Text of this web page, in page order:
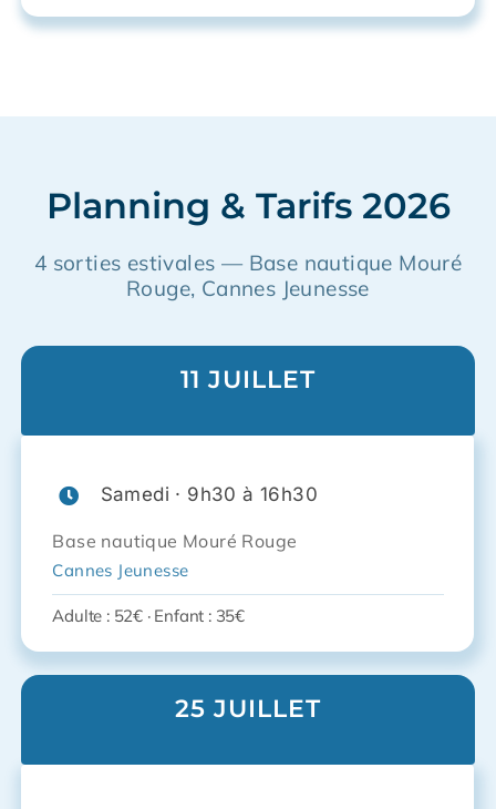
Planning & Tarifs 2026
4 sorties estivales — Base nautique Mouré
Rouge, Cannes Jeunesse
11 JUILLET
Samedi · 9h30 à 16h30
Base nautique Mouré Rouge
Cannes Jeunesse
Adulte : 52€ · Enfant : 35€
25 JUILLET